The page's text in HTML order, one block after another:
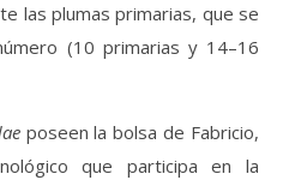
las plumas primarias, que se
(10 primarias y 14–16
poseen la bolsa de Fabricio,
que participa en la